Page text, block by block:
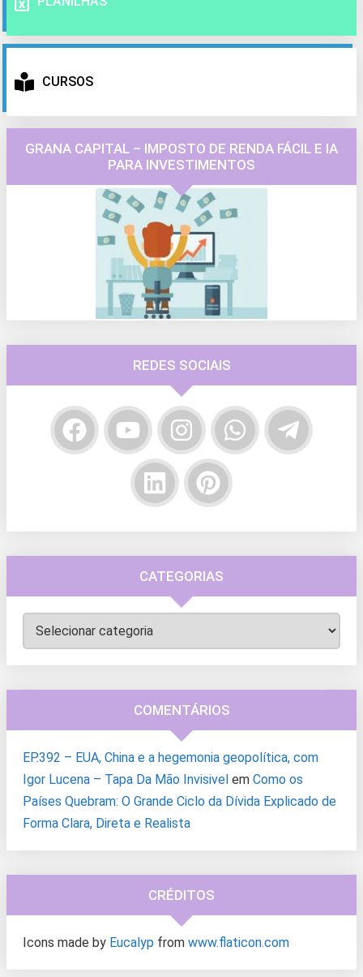
CURSOS
GRANA CAPITAL – IMPOSTO DE RENDA FÁCIL E IA
PARA INVESTIMENTOS
REDES SOCIAIS
CATEGORIAS
Categorias
COMENTÁRIOS
EP.392 – EUA, China e a hegemonia geopolítica, com
Igor Lucena – Tapa Da Mão Invisivel em Como os
Países Quebram: O Grande Ciclo da Dívida Explicado de
Forma Clara, Direta e Realista
CRÉDITOS
Icons made by Eucalyp from www.flaticon.com